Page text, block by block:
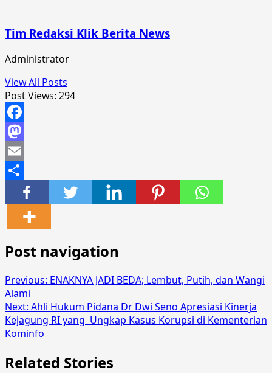
Tim Redaksi Klik Berita News
Administrator
View All Posts
Post Views: 294
Facebook
Mastodon
Email
Share
Post navigation
Previous: ENAKNYA JADI BEDA; Lembut, Putih, dan Wangi
Alami
Next: Ahli Hukum Pidana Dr Dwi Seno Apresiasi Kinerja
Kejagung RI yang Ungkap Kasus Korupsi di Kementerian
Kominfo
Related Stories